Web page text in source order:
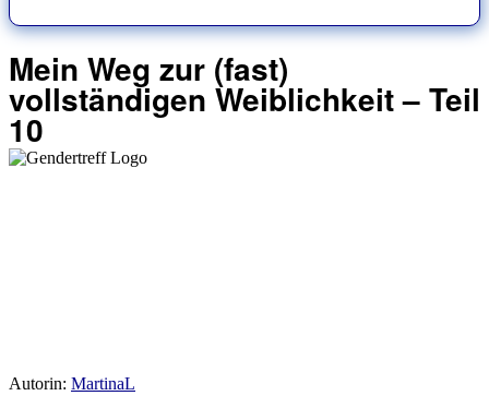
Mein Weg zur (fast)
vollständigen Weiblichkeit – Teil
10
Autorin: MartinaL